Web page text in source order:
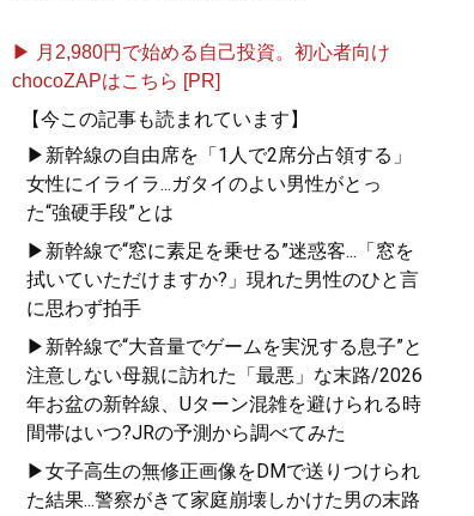
▶ 月2,980円で始める自己投資。初心者向け
chocoZAPはこちら [PR]
【今この記事も読まれています】
▶新幹線の自由席を「1人で2席分占領する」
女性にイライラ...ガタイのよい男性がとっ
た“強硬手段”とは
▶新幹線で“窓に素足を乗せる”迷惑客...「窓を
拭いていただけますか?」現れた男性のひと言
に思わず拍手
▶新幹線で“大音量でゲームを実況する息子”と
注意しない母親に訪れた「最悪」な末路/2026
年お盆の新幹線、Uターン混雑を避けられる時
間帯はいつ?JRの予測から調べてみた
▶女子高生の無修正画像をDMで送りつけられ
た結果...警察がきて家庭崩壊しかけた男の末路